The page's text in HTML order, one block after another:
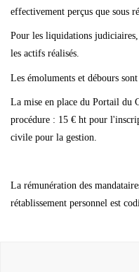
effectivement perçus que sous
Pour les liquidations
les actifs réalisés.
Les émoluments et débours
La mise en place du Portail du
procédure : 15 € ht pour
civile pour la gestion.
La rémunération des
rétablissement personnel est